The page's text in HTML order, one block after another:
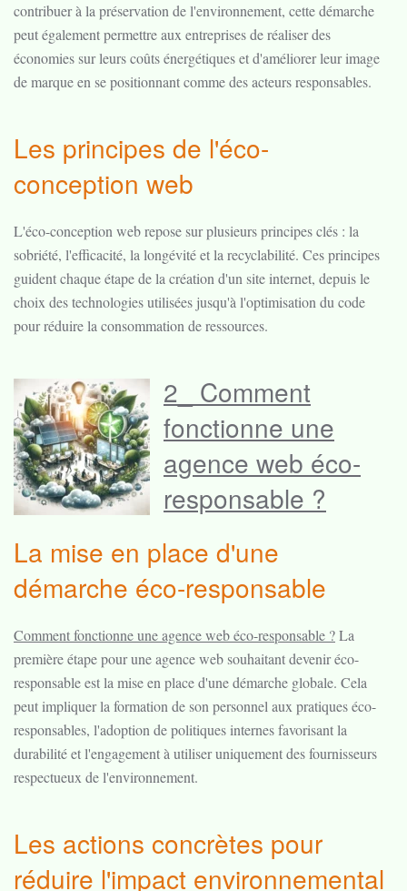
contribuer à la préservation de l'environnement, cette démarche
peut également permettre aux entreprises de réaliser des
économies sur leurs coûts énergétiques et d'améliorer leur image
de marque en se positionnant comme des acteurs responsables.
Les principes de l'éco-
conception web
L'éco-conception web repose sur plusieurs principes clés : la
sobriété, l'efficacité, la longévité et la recyclabilité. Ces principes
guident chaque étape de la création d'un site internet, depuis le
choix des technologies utilisées jusqu'à l'optimisation du code
pour réduire la consommation de ressources.
2_ Comment
fonctionne une
agence web éco-
responsable ?
La mise en place d'une
démarche éco-responsable
Comment fonctionne une agence web éco-responsable ?La
première étape pour une agence web souhaitant devenir éco-
responsable est la mise en place d'une démarche globale. Cela
peut impliquer la formation de son personnel aux pratiques éco-
responsables, l'adoption de politiques internes favorisant la
durabilité et l'engagement à utiliser uniquement des fournisseurs
respectueux de l'environnement.
Les actions concrètes pour
réduire l'impact environnemental